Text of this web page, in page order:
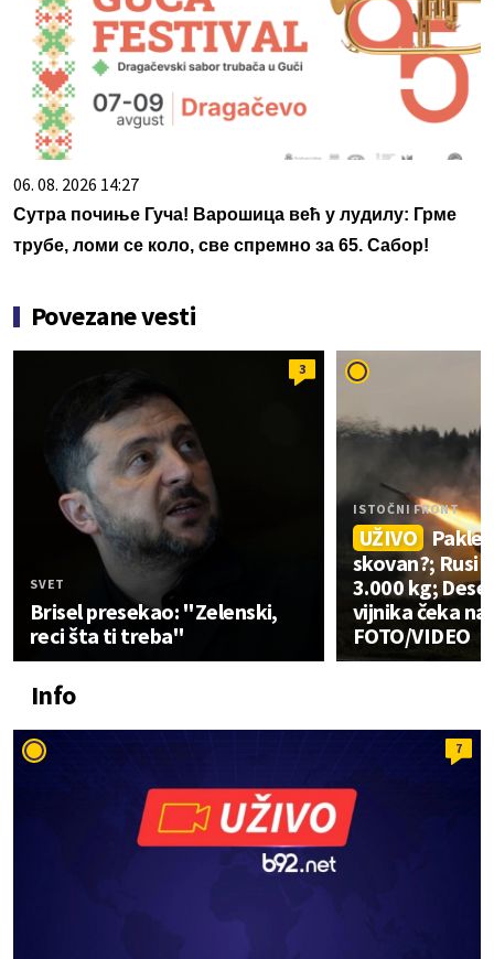
06. 08. 2026 14:27
Сутра почиње Гуча! Варошица већ у лудилу: Грме
трубе, ломи се коло, све спремно за 65. Сабор!
Povezane vesti
3
SVET
Brisel presekao: "Zelenski,
reci šta ti treba"
ISTOČNI FRONT
UŽIVO
skovan?; Rusi
3.000 kg;
vijnika čeka
FOTO/VIDEO
Info
7